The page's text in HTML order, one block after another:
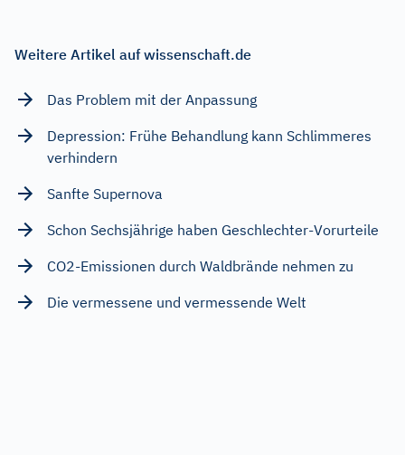
Weitere Artikel auf wissenschaft.de
Das Problem mit der Anpassung
Depression: Frühe Behandlung kann Schlimmeres
verhindern
Sanfte Supernova
Schon Sechsjährige haben Geschlechter-Vorurteile
CO2-Emissionen durch Waldbrände nehmen zu
Die vermessene und vermessende Welt